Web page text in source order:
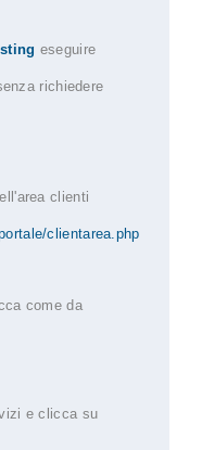
eseguire
richiedere
clienti
clientarea.php
come da
e clicca su